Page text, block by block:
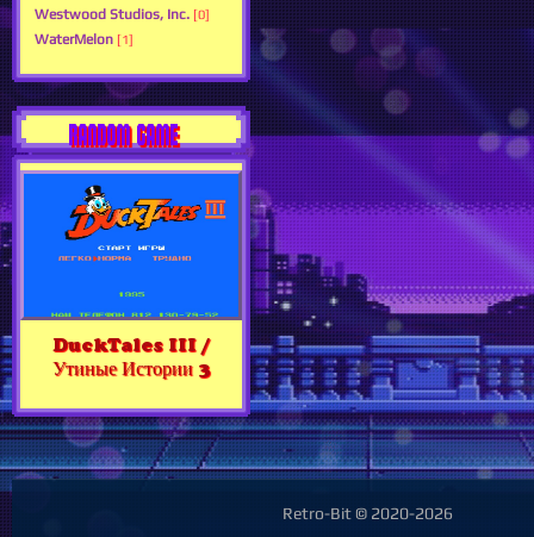
Westwood Studios, Inc. [0]
WaterMelon [1]
RANDOM GAME
DuckTales III /
Утиные Истории 3
Retro-Bit © 2020-2026